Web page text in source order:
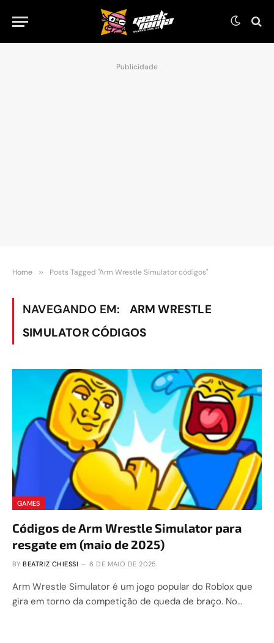
Publicidade
Home » Posts Tagged "Arm Wrestle Simulator códigos"
NAVEGANDO EM:
ARM WRESTLE
SIMULATOR CÓDIGOS
GAMES
Códigos de Arm Wrestle Simulator para
resgate em (maio de 2025)
BY BEATRIZ CHIESSI 6 DE MAIO DE 2025
Arm Wrestle Simulator é um jogo popular do Roblox que
gira em torno da competição de queda de braço. No…